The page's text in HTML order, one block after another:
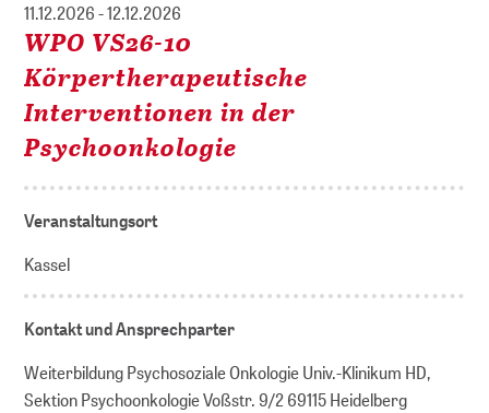
11.12.2026 - 12.12.2026
WPO VS26-10
Körpertherapeutische
Interventionen in der
Psychoonkologie
Veranstaltungsort
Kassel
Kontakt und Ansprechparter
Weiterbildung Psychosoziale Onkologie Univ.-Klinikum HD,
Sektion Psychoonkologie Voßstr. 9/2 69115 Heidelberg